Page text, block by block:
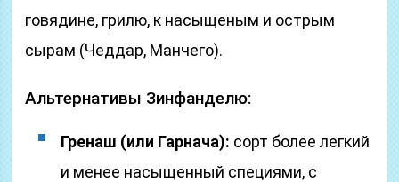
говядине, грилю, к насыщеным и острым
сырам (Чеддар, Манчего).
Альтернативы Зинфанделю:
Гренаш (или Гарнача): сорт более легкий
и менее насыщенный специями, с